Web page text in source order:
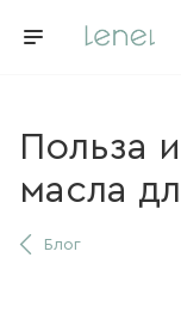
Польза
масла
Блог